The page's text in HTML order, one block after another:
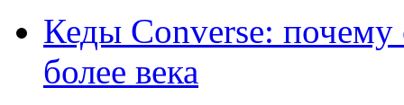
Кеды Converse:
более века